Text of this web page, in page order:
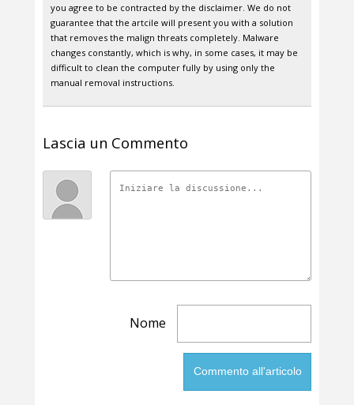
you agree to be contracted by the disclaimer. We do not
guarantee that the artcile will present you with a solution
that removes the malign threats completely. Malware
changes constantly, which is why, in some cases, it may be
difficult to clean the computer fully by using only the
manual removal instructions.
Lascia un Commento
Nome